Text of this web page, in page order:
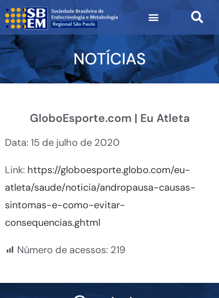
NOTÍCIAS
GloboEsporte.com | Eu Atleta
Data: 15 de julho de 2020
Link: https://globoesporte.globo.com/eu-
atleta/saude/noticia/andropausa-causas-
sintomas-e-como-evitar-
consequencias.ghtml
Número de acessos: 219